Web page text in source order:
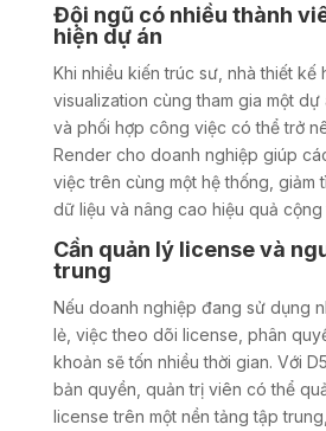
Đội ngũ có nhiều thành
hiện dự án
Khi nhiều kiến trúc sư, nhà thiết kế
visualization cùng tham gia một
và phối hợp công việc có thể trở
Render cho doanh nghiệp giúp
việc trên cùng một hệ thống, giảm
dữ liệu và nâng cao hiệu quả cộng
Cần quản lý license và
trung
Nếu doanh nghiệp đang sử dụng
lẻ, việc theo dõi license, phân
khoản sẽ tốn nhiều thời gian. Với
bản quyền, quản trị viên có thể
license trên một nền tảng tập